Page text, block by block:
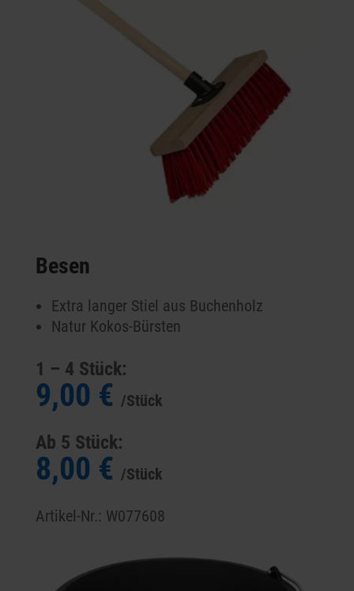
Besen
Extra langer Stiel aus Buchenholz
Natur Kokos-Bürsten
1 – 4 Stück:
9,00 € /Stück
Ab 5 Stück:
8,00 € /Stück
Artikel-Nr.: W077608